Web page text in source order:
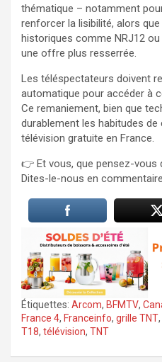
thématique – notamment
renforcer la lisibilité, alors
historiques comme NRJ12
une offre plus resserrée.
Les téléspectateurs doivent
automatique pour accéder à
Ce remaniement, bien que
durablement les habitudes
télévision gratuite en France.
👉 Et vous, que pensez-vous
Dites-le-nous en
Étiquettes: Arcom, BFMTV,
France 4, Franceinfo, grille TNT,
T18, télévision, TNT